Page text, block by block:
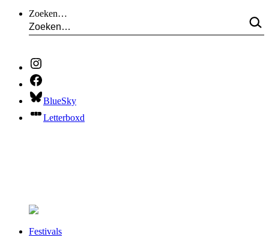
Zoeken…
BlueSky
Letterboxd
Festivals